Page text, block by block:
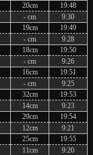
20cm
19:48
- cm
9:30
19cm
19:49
- cm
9:28
18cm
19:50
- cm
9:26
16cm
19:51
- cm
9:25
32cm
19:53
14cm
9:23
29cm
19:54
12cm
9:21
25cm
19:55
11cm
9:20